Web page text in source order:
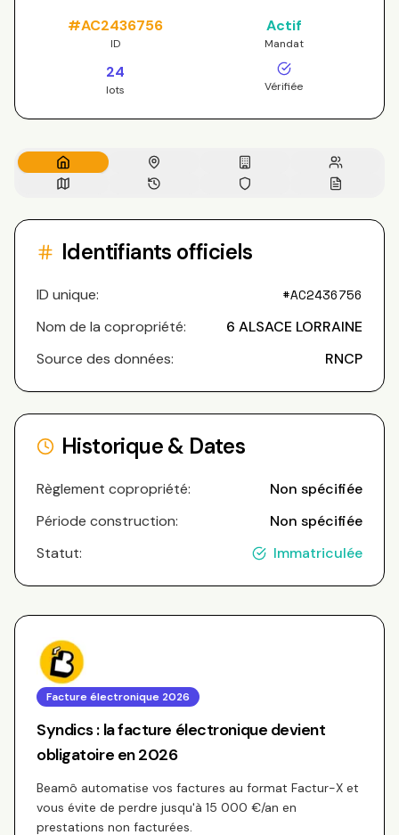
#AC2436756
ID
Actif
Mandat
24
lots Vérifiée
Identifiants officiels
ID unique: #AC2436756
Nom de la copropriété:
6 ALSACE LORRAINE
Source des données:
RNCP
Historique & Dates
Règlement copropriété:
Non spécifiée
Période construction:
Non spécifiée
Statut:
Immatriculée
Facture électronique 2026
Syndics : la facture électronique devient
obligatoire en 2026
Beamô automatise vos factures au format Factur-X et
vous évite de perdre jusqu'à 15 000 €/an en
prestations non facturées.